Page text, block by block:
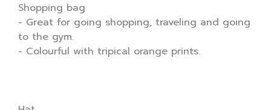
Shopping bag
- Great for going shopping, traveling and going
to the gym.
- Colourful with tripical orange prints.